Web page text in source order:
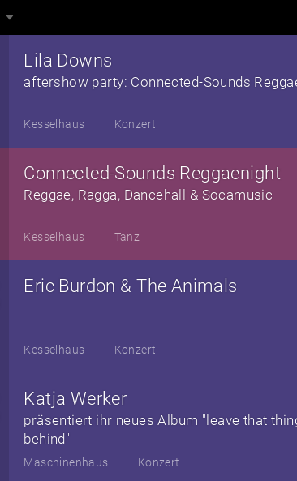
Lila Downs
aftershow party: Connected-Sounds
Kesselhaus Konzert
Connected-Sounds Reggaenight
Reggae, Ragga, Dancehall & Socamusic
Kesselhaus Tanz
Eric Burdon & The Animals
Kesselhaus Konzert
Katja Werker
präsentiert ihr neues Album "leave that
behind"
Maschinenhaus Konzert
▼